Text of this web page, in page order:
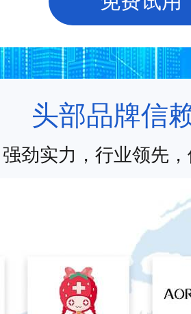
头部品牌信
强劲实力，行业领先